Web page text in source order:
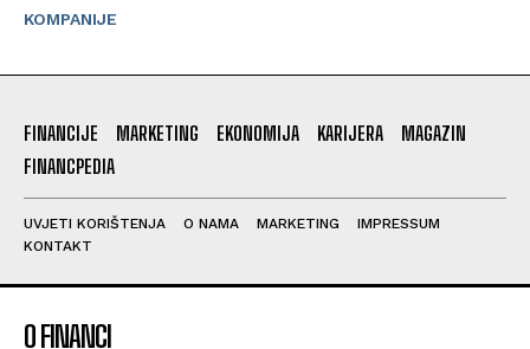
KOMPANIJE
FINANCIJE MARKETING EKONOMIJA KARIJERA
MAGAZIN
FINANCPEDIA
UVJETI KORIŠTENJA O NAMA MARKETING
IMPRESSUM
KONTAKT
O FINANCI